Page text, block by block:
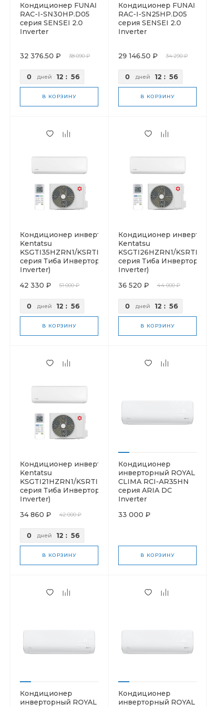
Кондиционер FUNAI
RAC-I-SN30HP.D05
серия SENSEI 2.0
Inverter
32 376.50 ₽ 38 090 ₽
0 дней 12 : 56
В КОРЗИНУ
Кондиционер FUNAI
RAC-I-SN25HP.D05
серия SENSEI 2.0
Inverter
29 146.50 ₽ 34 290 ₽
0 дней 12 : 56
В КОРЗИНУ
Кондиционер инверторный
Kentatsu
KSGTI35HZRN1/KSRTI35HZRN1
серия Тиба Инвертор (Tiba
Inverter)
42 330 ₽
51 000 ₽
0 дней 12 : 56
В КОРЗИНУ
Кондиционер
Kentatsu
KSGTI26HZRN1/
серия Тиба Инвертор
Inverter)
36 520 ₽
44 000 ₽
0 дней 12 : 56
В КОРЗИНУ
Кондиционер инверторный
Kentatsu
KSGTI21HZRN1/KSRTI21HZRN1
серия Тиба Инвертор (Tiba
Inverter)
34 860 ₽
42 000 ₽
0 дней 12 : 56
В КОРЗИНУ
Кондиционер
инверторный ROYAL
CLIMA RCI-AR35HN
серия ARIA DC
Inverter
33 000 ₽
В КОРЗИНУ
Кондиционер
инверторный ROYAL
Кондиционер
инверторный ROYAL